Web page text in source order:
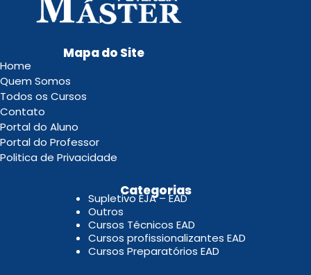
Mapa do Site
Home
Quem Somos
Todos os Cursos
Contato
Portal do Aluno
Portal do Professor
Politica de Privacidade
Categorias
Supletivo EJA – EAD
Outros
Cursos Técnicos EAD
Cursos profissionalizantes EAD
Cursos Preparatórios EAD